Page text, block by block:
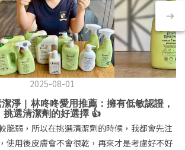
2025-08-01
淨 | 林咚咚愛用推薦：擁有低敏認證，
挑選清潔劑的好選擇 👍
脆弱，所以在挑選清潔劑的時候，我都會先注
使用後皮膚會不會很乾，再來才是考慮好不好